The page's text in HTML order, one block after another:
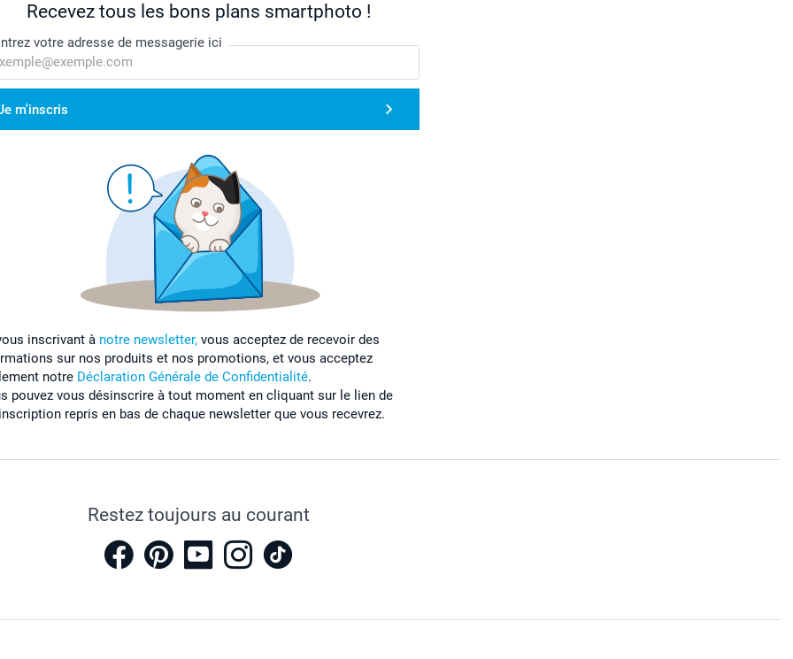
Recevez tous les bons plans smartphoto !
votre adresse de messagerie ici
m'inscris
inscrivant à notre newsletter, vous acceptez de recevoir des
sur nos produits et nos promotions, et vous acceptez
notre Déclaration Générale de Confidentialité.
pouvez vous désinscrire à tout moment en cliquant sur le lien de
repris en bas de chaque newsletter que vous recevrez.
Restez toujours au courant